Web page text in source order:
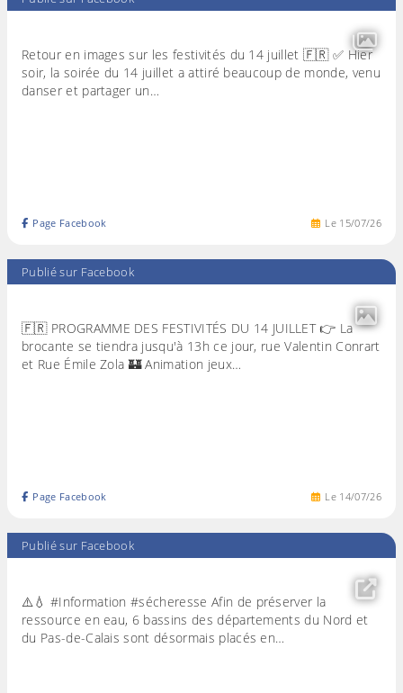
Retour en images sur les festivités du 14 juillet 🇫🇷 ✅ Hier
soir, la soirée du 14 juillet a attiré beaucoup de monde, venu
danser et partager un…
Le 15/07/26
Page Facebook
Publié sur Facebook
🇫🇷 PROGRAMME DES FESTIVITÉS DU 14 JUILLET 👉 La
brocante se tiendra jusqu'à 13h ce jour, rue Valentin Conrart
et Rue Émile Zola 🏰 Animation jeux…
Le 14/07/26
Page Facebook
Publié sur Facebook
⚠️💧 #Information #sécheresse Afin de préserver la
ressource en eau, 6 bassins des départements du Nord et
du Pas-de-Calais sont désormais placés en…